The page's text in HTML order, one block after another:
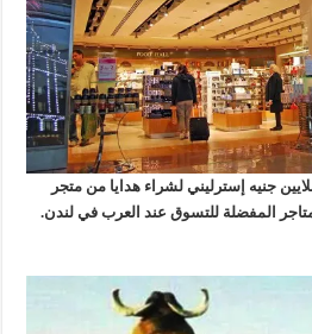
أحد الأثرياء العرب 6 ملايين جنيه إسترليني لشراء هدايا من متجر
المفضلة للتسوق عند العرب في لندن.